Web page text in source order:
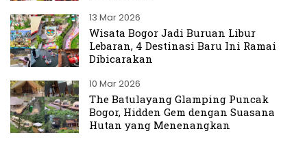
13 Mar 2026
Wisata Bogor Jadi Buruan Libur
Lebaran, 4 Destinasi Baru Ini Ramai
Dibicarakan
10 Mar 2026
The Batulayang Glamping Puncak
Bogor, Hidden Gem dengan Suasana
Hutan yang Menenangkan